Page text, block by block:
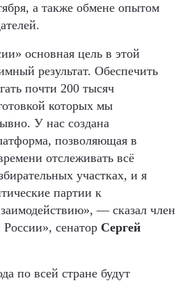
а также обмене опытом
основная цель в этой
результат. Обеспечить
почти 200 тысяч
которых мы
У нас создана
позволяющая в
отслеживать всё
участках, и я
партии к
— сказал член
сенатор Сергей
по всей стране будут